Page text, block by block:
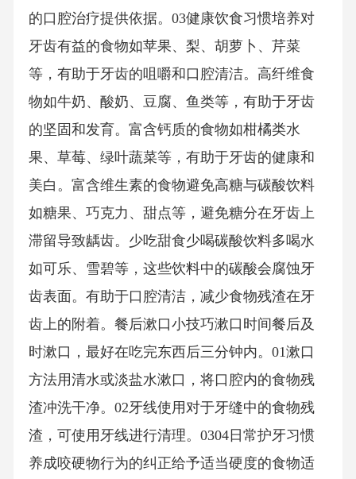
的口腔治疗提供依据。03健康饮食习惯培养对
牙齿有益的食物如苹果、梨、胡萝卜、芹菜
等，有助于牙齿的咀嚼和口腔清洁。高纤维食
物如牛奶、酸奶、豆腐、鱼类等，有助于牙齿
的坚固和发育。富含钙质的食物如柑橘类水
果、草莓、绿叶蔬菜等，有助于牙齿的健康和
美白。富含维生素的食物避免高糖与碳酸饮料
如糖果、巧克力、甜点等，避免糖分在牙齿上
滞留导致龋齿。少吃甜食少喝碳酸饮料多喝水
如可乐、雪碧等，这些饮料中的碳酸会腐蚀牙
齿表面。有助于口腔清洁，减少食物残渣在牙
齿上的附着。餐后漱口小技巧漱口时间餐后及
时漱口，最好在吃完东西后三分钟内。01漱口
方法用清水或淡盐水漱口，将口腔内的食物残
渣冲洗干净。02牙线使用对于牙缝中的食物残
渣，可使用牙线进行清理。0304日常护牙习惯
养成咬硬物行为的纠正给予适当硬度的食物适